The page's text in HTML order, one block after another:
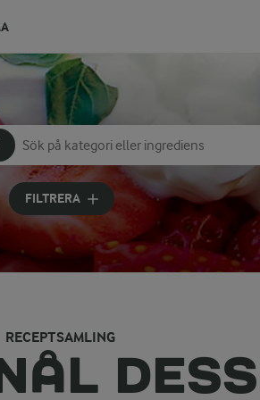
Sök på kategori eller ingrediens
Skriv in sökord för att få förslag
FILTRERA
RECEPTSAMLING